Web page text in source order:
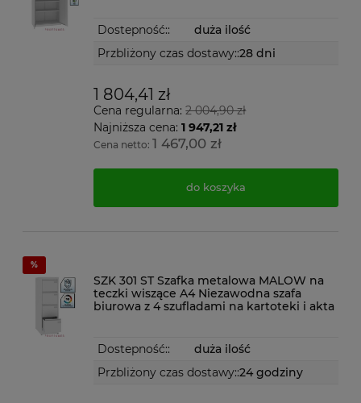
Dostepność::
duża ilość
Przbliżony czas dostawy::28 dni
1 804,41 zł
Cena regularna:2 004,90 zł
Najniższa cena:1 947,21 zł
Cena netto:1 467,00 zł
do koszyka
SZK 301 ST Szafka metalowa MALOW na
teczki wiszące A4 Niezawodna szafa
biurowa z 4 szufladami na kartoteki i akta
Dostepność::
duża ilość
Przbliżony czas dostawy::24 godziny